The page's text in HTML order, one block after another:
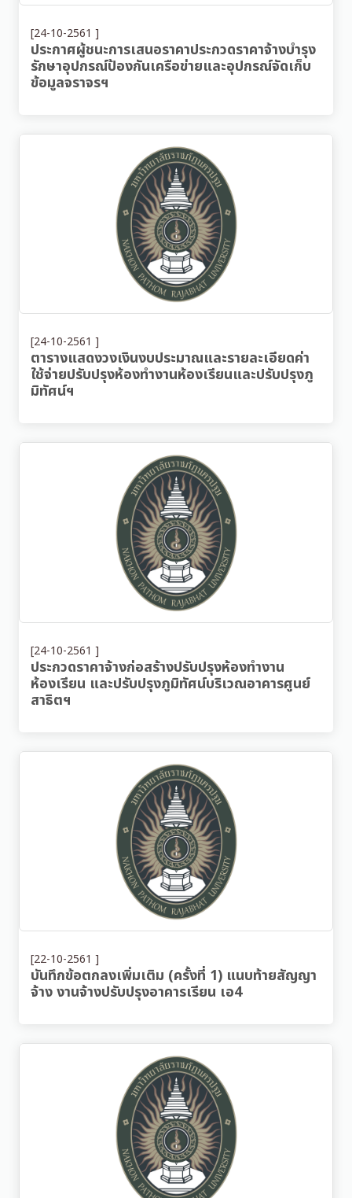
[24-10-2561 ]
ประกาศผู้ชนะการเสนอราคาประกวดราคาจ้างบำรุง
รักษาอุปกรณ์ป้องกันเครือข่ายและอุปกรณ์จัดเก็บ
ข้อมูลจราจรฯ
[24-10-2561 ]
ตารางแสดงวงเงินงบประมาณและรายละเอียดค่า
ใช้จ่ายปรับปรุงห้องทำงานห้องเรียนและปรับปรุงภู
มิทัศน์ฯ
[24-10-2561 ]
ประกวดราคาจ้างก่อสร้างปรับปรุงห้องทำงาน
ห้องเรียน และปรับปรุงภูมิทัศน์บริเวณอาคารศูนย์
สาธิตฯ
[22-10-2561 ]
บันทึกข้อตกลงเพิ่มเติม (ครั้งที่ 1) แนบท้ายสัญญา
จ้าง งานจ้างปรับปรุงอาคารเรียน เอ4